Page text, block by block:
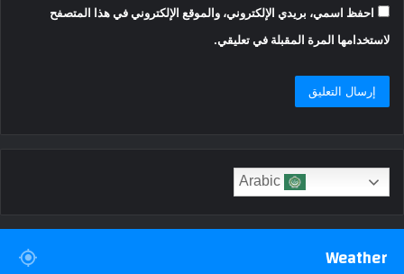
احفظ اسمي، بريدي الإلكتروني، والموقع الإلكتروني في هذا المتصفح
لاستخدامها المرة المقبلة في تعليقي.
Weather